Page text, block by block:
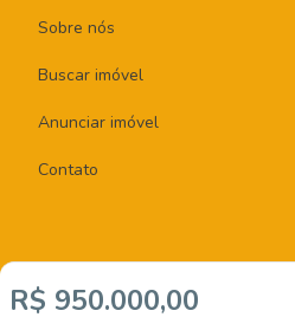
R$ 950.000,00
Sobre nós
Buscar imóvel
Anunciar imóvel
Contato
Imobiliária Certificada: